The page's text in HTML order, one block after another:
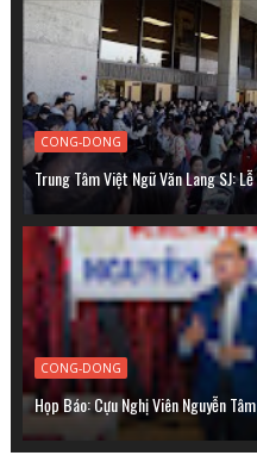
CONG-DONG
Trung Tâm Việt Ngữ Văn Lang SJ:
CONG-DONG
Họp Báo: Cựu Nghị Viên Nguyễn